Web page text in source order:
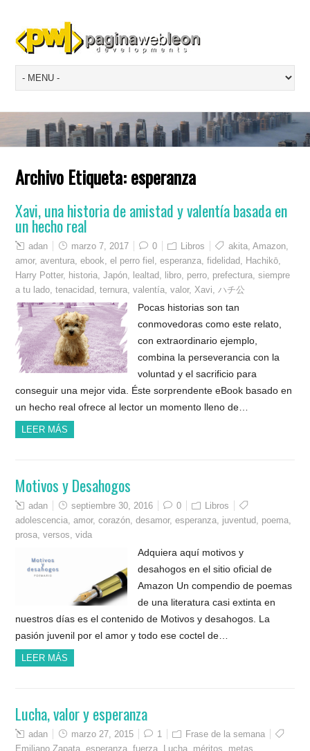
Archivo Etiqueta:esperanza
Xavi, una historia de amistad y valentía basada en
un hecho real
adan marzo 7, 2017 0 Libros akita ,Amazon
amor,aventura ,ebook ,el perro fiel ,esperanza ,fidelidad Hachikō
Harry Potter, historia ,Japón lealtad libro perro prefectura ,siempre
a tu lado ,tenacidad ,ternura ,valentía ,valor, Xavi ハチ公
Pocas historias son tan
conmovedoras como este relato,
con extraordinario ejemplo,
combina la perseverancia con la
voluntad y el sacrificio para
conseguir una mejor vida. Éste sorprendente eBook basado en
un hecho real ofrece al lector un momento lleno de…
LEER MÁS
Motivos y Desahogos
adan septiembre 30, 2016 0
Libros
adolescencia ,amor,corazón ,desamor,esperanza juventud poema
prosa ,versos ,vida
Adquiera aquí motivos y
desahogos en el sitio oficial de
Amazon Un compendio de poemas
de una literatura casi extinta en
nuestros días es el contenido de Motivos y desahogos. La
pasión juvenil por el amor y todo ese coctel de…
LEER MÁS
Lucha, valor y esperanza
adan marzo 27, 2015 1
Frase de la semana
Emiliano Zapata ,esperanza ,fuerza Lucha méritos metas